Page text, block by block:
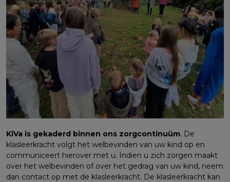
KiVa is gekaderd binnen ons zorgcontinuüm. De
klasleerkracht volgt het welbevinden van uw kind op en
communiceert hierover met u. Indien u zich zorgen maakt
over het welbevinden of over het gedrag van uw kind, neem
dan contact op met de klasleerkracht. De klasleerkracht kan